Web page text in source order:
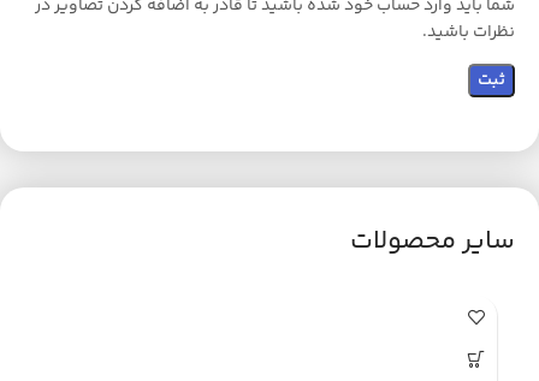
شما باید وارد حساب خود شده باشید تا قادر به اضافه کردن تصاویر در
نظرات باشید.
سایر محصولات